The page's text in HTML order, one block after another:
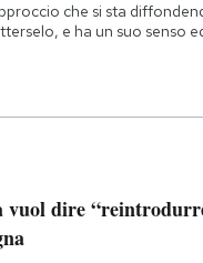
che si sta
e ha un suo senso
vuol dire